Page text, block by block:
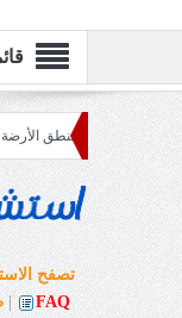
منطق الأرضة
تصفح
FAQ
|